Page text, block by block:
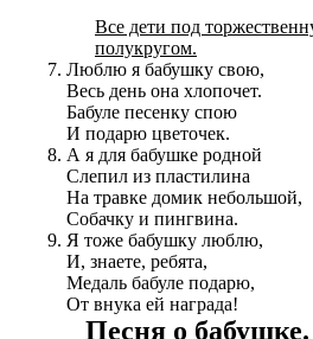
Все дети под
полукругом.
Люблю я бабушку свою,
Весь день она хлопочет.
Бабуле песенку спою
И подарю цветочек.
А я для бабушке родной
Слепил из пластилина
На травке домик небольшой,
Собачку и пингвина.
Я тоже бабушку люблю,
И, знаете, ребята,
Медаль бабуле подарю,
От внука ей награда!
Песня о бабушке.